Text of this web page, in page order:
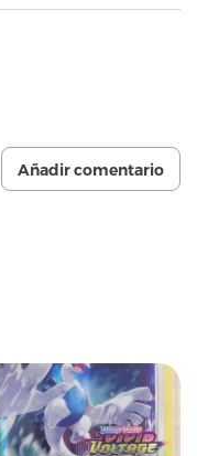
Añadir comentario